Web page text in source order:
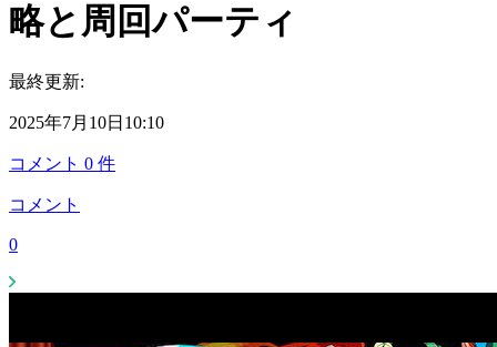
略と周回パーティ
最終更新:
2025年7月10日10:10
コメント 0 件
コメント
0